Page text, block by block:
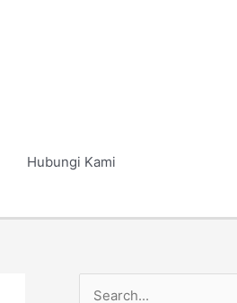
Hubungi Kami